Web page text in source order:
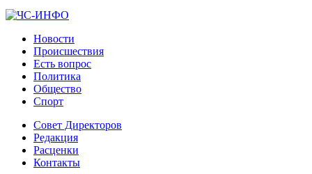
Новости
Происшествия
Есть вопрос
Политика
Общество
Спорт
Совет Директоров
Редакция
Расценки
Контакты